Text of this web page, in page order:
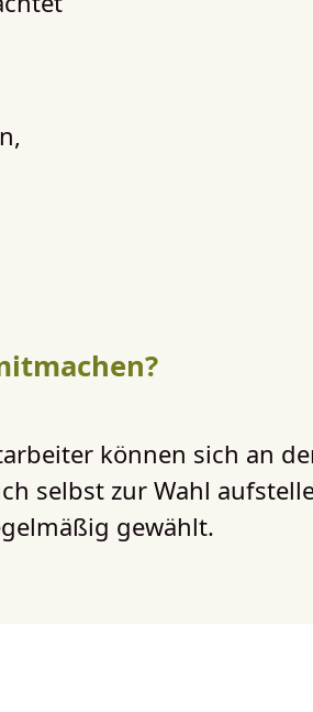
können sich an
selbst zur Wahl
gewählt.